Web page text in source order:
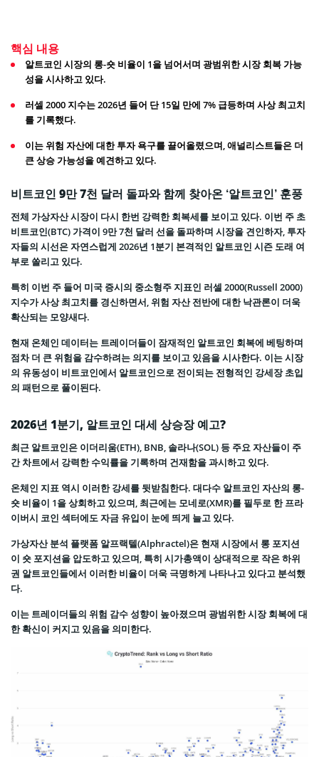
핵심 내용
알트코인 시장의 롱-숏 비율이 1을 넘어서며 광범위한 시장 회복 가능
성을 시사하고 있다.
러셀 2000 지수는 2026년 들어 단 15일 만에 7% 급등하며 사상 최고치
를 기록했다.
이는 위험 자산에 대한 투자 욕구를 끌어올렸으며, 애널리스트들은 더
큰 상승 가능성을 예견하고 있다.
비트코인 9만 7천 달러 돌파와 함께 찾아온 ‘알트코인’ 훈풍
전체 가상자산 시장이 다시 한번 강력한 회복세를 보이고 있다. 이번 주 초
비트코인(BTC) 가격이 9만 7천 달러 선을 돌파하며 시장을 견인하자, 투자
자들의 시선은 자연스럽게 2026년 1분기 본격적인 알트코인 시즌 도래 여
부로 쏠리고 있다.
특히 이번 주 들어 미국 증시의 중소형주 지표인 러셀 2000(Russell 2000)
지수가 사상 최고치를 경신하면서, 위험 자산 전반에 대한 낙관론이 더욱
확산되는 모양새다.
현재 온체인 데이터는 트레이더들이 잠재적인 알트코인 회복에 베팅하며
점차 더 큰 위험을 감수하려는 의지를 보이고 있음을 시사한다. 이는 시장
의 유동성이 비트코인에서 알트코인으로 전이되는 전형적인 강세장 초입
의 패턴으로 풀이된다.
2026년 1분기, 알트코인 대세 상승장 예고?
최근 알트코인은 이더리움(ETH), BNB, 솔라나(SOL) 등 주요 자산들이 주
간 차트에서 강력한 수익률을 기록하며 건재함을 과시하고 있다.
온체인 지표 역시 이러한 강세를 뒷받침한다. 대다수 알트코인 자산의 롱-
숏 비율이 1을 상회하고 있으며, 최근에는 모네로(XMR)를 필두로 한 프라
이버시 코인 섹터에도 자금 유입이 눈에 띄게 늘고 있다.
가상자산 분석 플랫폼 알프랙텔(Alphractel)은 현재 시장에서 롱 포지션
이 숏 포지션을 압도하고 있으며, 특히 시가총액이 상대적으로 작은 하위
권 알트코인들에서 이러한 비율이 더욱 극명하게 나타나고 있다고 분석했
다.
이는 트레이더들의 위험 감수 성향이 높아졌으며 광범위한 시장 회복에 대
한 확신이 커지고 있음을 의미한다.